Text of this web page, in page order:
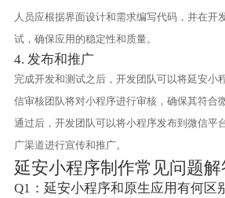
人员应根据界面设计和需求编写代码，并在开
试，确保应用的稳定性和质量。
4. 发布和推广
完成开发和测试之后，开发团队可以将延安小
信审核团队将对小程序进行审核，确保其符合
通过后，开发团队可以将小程序发布到微信平
广渠道进行宣传和推广。
延安小程序制作常见问题解
Q1：延安小程序和原生应用有何区